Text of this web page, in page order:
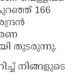
166
തുടരുന്നു.
നിങ്ങളുടെ